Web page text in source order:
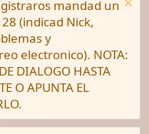
mandad un
(indicad Nick,
y
electronico). NOTA:
DIALOGO HASTA
O APUNTA EL